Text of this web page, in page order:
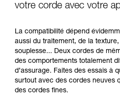
votre corde avec votre
La compatibilité dépend
aussi du traitement, de la
souplesse... Deux cordes de
des comportements totalement
d’assurage. Faites des essais à
surtout avec des cordes neuves
des cordes fines.